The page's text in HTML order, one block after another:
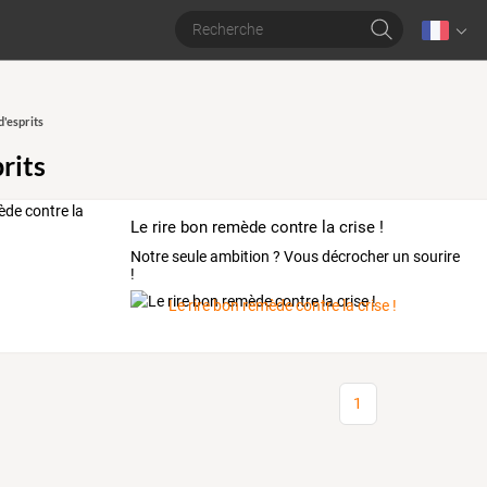
Le rire bon remède contre la crise !
Notre seule ambition ? Vous décrocher un sourire
!
Le rire bon remède contre la crise !
1